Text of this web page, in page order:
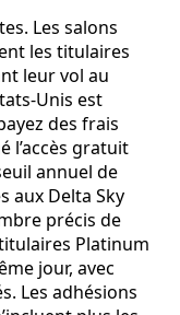
Les salons
les titulaires
leur vol au
est
des frais
l’accès gratuit
annuel de
aux Delta Sky
précis de
Platinum
jour, avec
Les adhésions